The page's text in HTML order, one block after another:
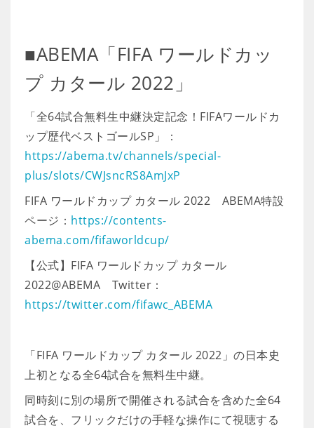
■ABEMA「FIFA ワールドカッ
プ カタール 2022」
「全64試合無料生中継決定記念！FIFAワールドカ
ップ歴代ベストゴールSP」：
https://abema.tv/channels/special-
plus/slots/CWJsncRS8AmJxP
FIFA ワールドカップ カタール 2022 ABEMA特設
ページ： https://contents-
abema.com/fifaworldcup/
【公式】FIFA ワールドカップ カタール
2022@ABEMA Twitter：
https://twitter.com/fifawc_ABEMA
「FIFA ワールドカップ カタール 2022」の日本史
上初となる全64試合を無料生中継。
同時刻に別の場所で開催される試合を含めた全64
試合を、フリックだけの手軽な操作にて視聴する